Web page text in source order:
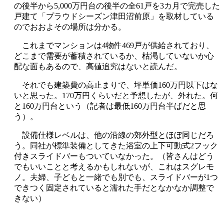
の後半から5,000万円台の後半の全61戸を3カ月で完売した
戸建て「プラウドシーズン津田沼前原」を取材している
のでおおよその場所は分かる。
これまでマンションは4物件469戸が供給されており、
どこまで需要が蓄積されているか、枯渇していないか心
配な面もあるので、高値追究はないと読んだ。
それでも建築費の高止まりで、坪単価160万円以下はな
いと思った。170万円くらいだと予想したが、外れた。何
と160万円台という（記者は最低160万円台半ばだと思
う）。
設備仕様レベルは、他の沿線の郊外型とほぼ同じだろ
う。同社が標準装備としてきた浴室の上下可動式2フック
付きスライドバーもついていなかった。（皆さんはどう
でもいいことと考えるかもしれないが、これはスグレモ
ノ。夫婦、子どもと一緒でも別でも、スライドバーが1つ
できつく固定されていると濡れた手だとなかなか調整で
きない）